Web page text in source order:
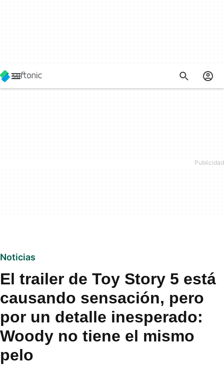
Noticias
El trailer de Toy Story 5 está
causando sensación, pero
por un detalle inesperado:
Woody no tiene el mismo
pelo